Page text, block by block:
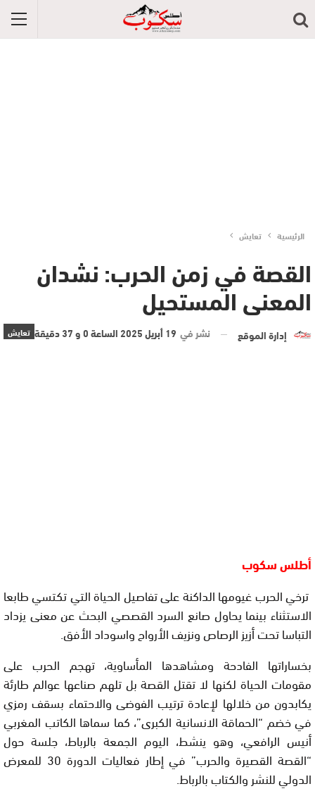
الرئيسية تعايش
القصة في زمن الحرب: نشدان
المعنى المستحيل
تعايش إدارة الموقع نشر في 19 أبريل 2025 الساعة 0 و 37 دقيقة
أطلس سكوب
ترخي الحرب غيومها الداكنة على تفاصيل الحياة التي تكتسي طابعا
الاستثناء بينما يحاول صانع السرد القصصي البحث عن معنى يزداد
التباسا تحت أزيز الرصاص ونزيف الأرواح واسوداد الأفق.
بخساراتها الفادحة ومشاهدها المأساوية، تهجم الحرب على
مقومات الحياة لكنها لا تقتل القصة بل تلهم صناعها عوالم طارئة
يكابدون من خلالها لإعادة ترتيب الفوضى والاحتماء بسقف رمزي
في خضم “الحماقة الانسانية الكبرى”، كما سماها الكاتب المغربي
أنيس الرافعي، وهو ينشط، اليوم الجمعة بالرباط، جلسة حول
“القصة القصيرة والحرب” في إطار فعاليات الدورة 30 للمعرض
الدولي للنشر والكتاب بالرباط.